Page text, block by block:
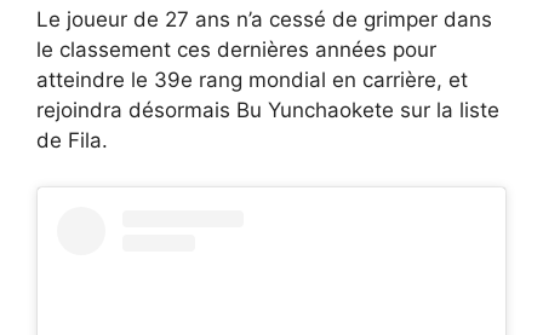
Le joueur de 27 ans n’a cessé de grimper dans
le classement ces dernières années pour
atteindre le 39e rang mondial en carrière, et
rejoindra désormais Bu Yunchaokete sur la liste
de Fila.